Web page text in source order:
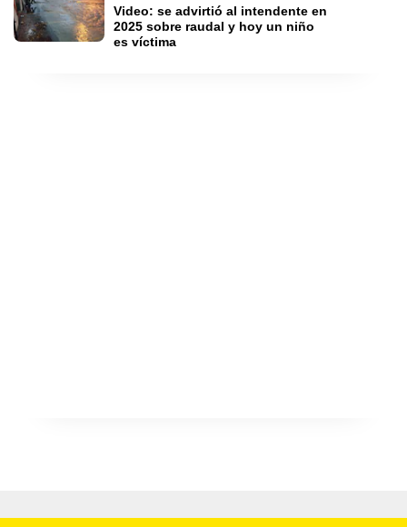
Video: se advirtió al intendente en
2025 sobre raudal y hoy un niño
es víctima